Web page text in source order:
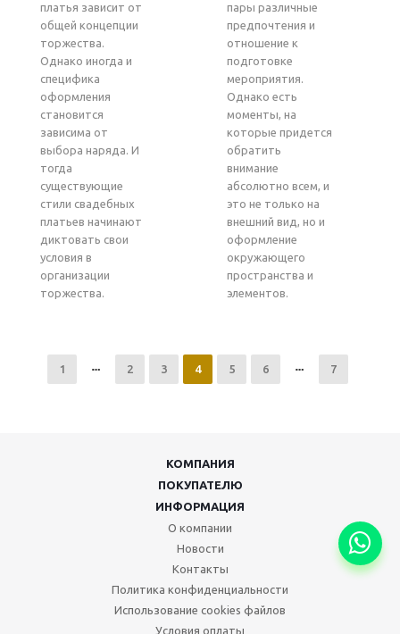
платья зависит от
общей концепции
торжества.
Однако иногда и
специфика
оформления
становится
зависима от
выбора наряда. И
тогда
существующие
стили свадебных
платьев начинают
диктовать свои
условия в
организации
торжества.
пары различные
предпочтения и
отношение к
подготовке
мероприятия.
Однако есть
моменты, на
которые придется
обратить
внимание
абсолютно всем, и
это не только на
внешний вид, но и
оформление
окружающего
пространства и
элементов.
1 2 3 4 5 6 7
КОМПАНИЯ
ПОКУПАТЕЛЮ
ИНФОРМАЦИЯ
О компании
Новости
Контакты
Политика конфиденциальности
Использование cookies файлов
Условия оплаты